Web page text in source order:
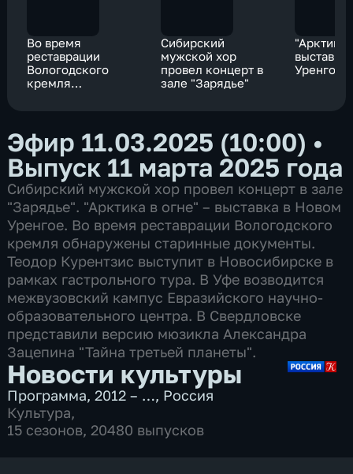
Во время
реставрации
Вологодского
кремля
Сибирский
мужской хор
провел концерт в
зале "Зарядье"
"Арктика
Уренгое
Эфир 11.03.2025 (10:00) •
Выпуск 11 марта 2025 года
Сибирский мужской хор провел концерт в зале
"Зарядье". "Арктика в огне" – выставка в Новом
Уренгое. Во время реставрации Вологодского
кремля обнаружены старинные документы.
Теодор Курентзис выступит в Новосибирске в
рамках гастрольного тура. В Уфе возводится
межвузовский кампус Евразийского научно-
образовательного центра. В Свердловске
представили версию мюзикла Александра
Зацепина "Тайна третьей планеты".
Новости культуры
Программа,2012 – …, Россия
Культура,
15 сезонов, 20480 выпусков